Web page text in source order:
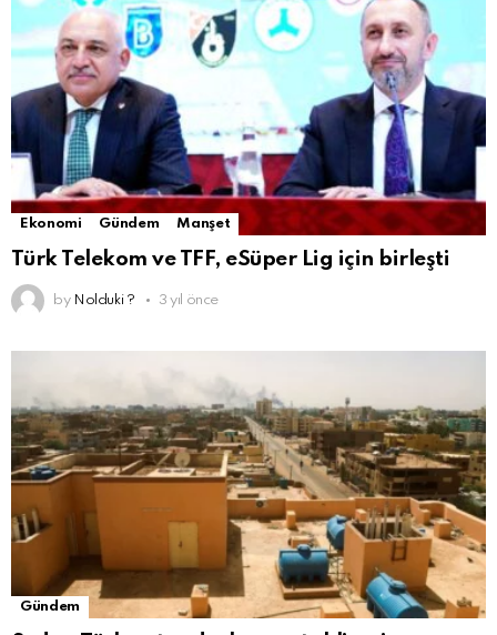
Ekonomi Gündem Manşet
Türk Telekom ve TFF, eSüper Lig için birleşti
by Nolduki ? 3 yıl önce
Gündem